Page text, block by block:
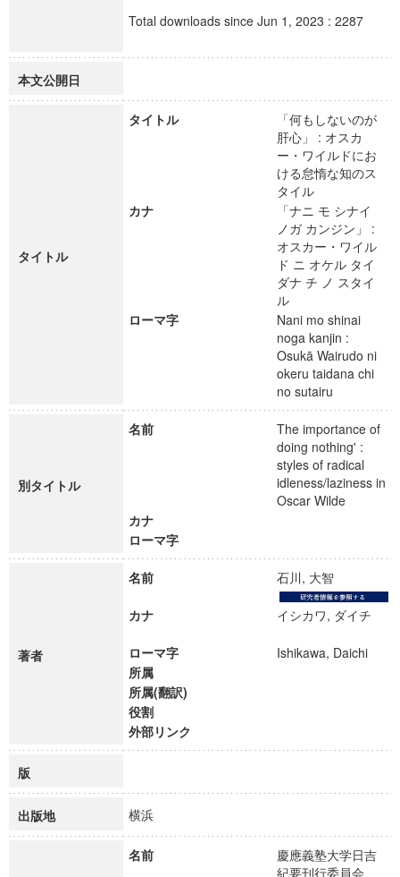
Total downloads since Jun 1, 2023 : 2287
本文公開日
タイトル
タイトル
「何もしないのが
肝心」 : オスカ
ー・ワイルドにお
ける怠惰な知のス
タイル
カナ
「ナニ モ シナイ
ノガ カンジン」 :
オスカー・ワイル
ド ニ オケル タイ
ダナ チ ノ スタイ
ル
ローマ字
Nani mo shinai
noga kanjin :
Osukā Wairudo ni
okeru taidana chi
no sutairu
別タイトル
名前
The importance of
doing nothing' :
styles of radical
idleness/laziness in
Oscar Wilde
カナ
ローマ字
著者
名前 石川, 大智
カナ イシカワ, ダイチ
ローマ字
Ishikawa, Daichi
所属
所属(翻訳)
役割
外部リンク
版
出版地 横浜
名前
慶應義塾大学日吉
紀要刊行委員会